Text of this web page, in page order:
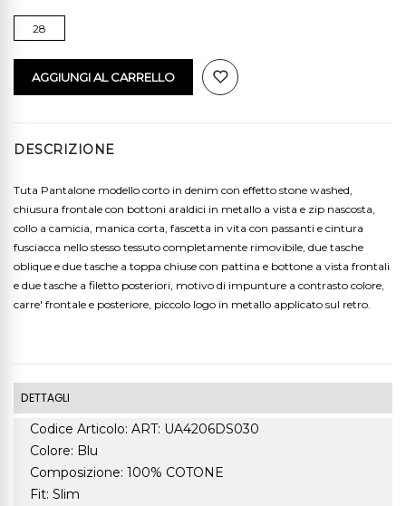
28
AGGIUNGI AL CARRELLO
DESCRIZIONE
Tuta Pantalone modello corto in denim con effetto stone washed,
chiusura frontale con bottoni araldici in metallo a vista e zip nascosta,
collo a camicia, manica corta, fascetta in vita con passanti e cintura
fusciacca nello stesso tessuto completamente rimovibile, due tasche
oblique e due tasche a toppa chiuse con pattina e bottone a vista frontali
e due tasche a filetto posteriori, motivo di impunture a contrasto colore,
carre' frontale e posteriore, piccolo logo in metallo applicato sul retro.
DETTAGLI
Codice Articolo: ART: UA4206DS030
Colore: Blu
Composizione: 100% COTONE
Fit: Slim